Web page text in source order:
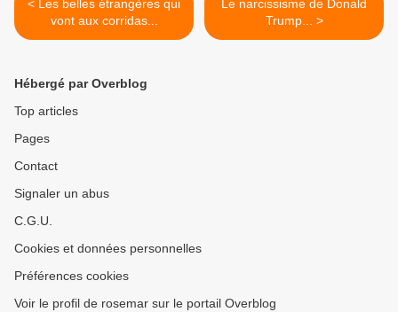
< Les belles étrangères qui
vont aux corridas...
Le narcissisme de Donald
Trump... >
Hébergé par Overblog
Top articles
Pages
Contact
Signaler un abus
C.G.U.
Cookies et données personnelles
Préférences cookies
Voir le profil de rosemar sur le portail Overblog